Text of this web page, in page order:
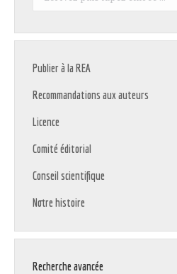
Publier à la REA
Recommandations aux auteurs
Licence
Comité éditorial
Conseil scientifique
Notre histoire
Recherche avancée